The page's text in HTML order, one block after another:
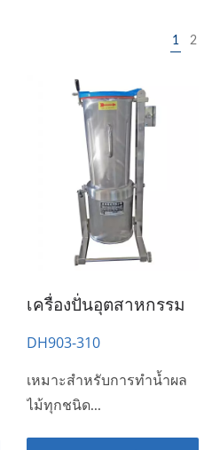
1 2
เครื่องปั่นอุตสาหกรรม
DH903-310
เหมาะสำหรับการทำน้ำผล
ไม้ทุกชนิด...